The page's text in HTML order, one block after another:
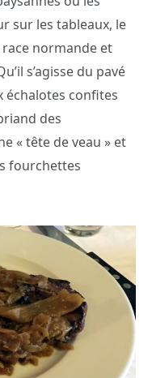
sur les tableaux, le
normande et
s’agisse du pavé
échalotes confites
des
« tête de veau » et
fourchettes